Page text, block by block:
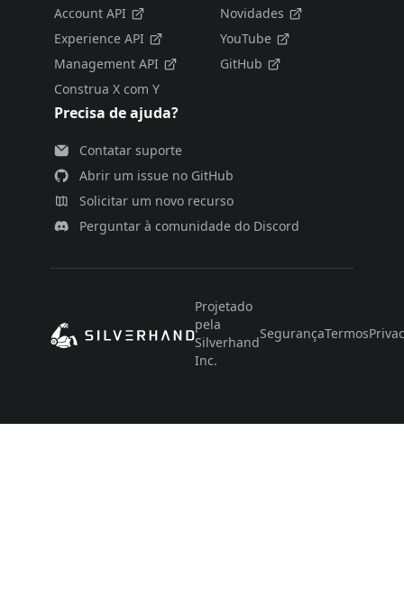
Account API
Experience API
Management API
Construa X com Y
Novidades
YouTube
GitHub
Precisa de ajuda?
Contatar suporte
Abrir um issue no GitHub
Solicitar um novo recurso
Perguntar à comunidade do Discord
Projetado
pela
Silverhand
Inc.
SegurançaTermos